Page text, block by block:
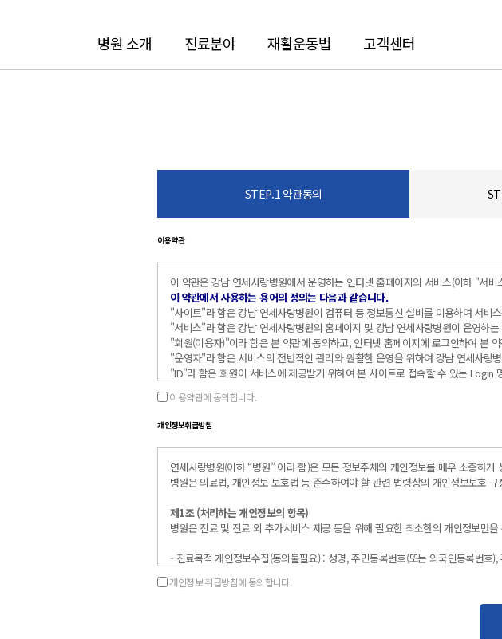
병원 소개 진료분야 재활운동법 고객센터
STEP.1 약관동의
이용약관
이 약관은 강남 연세사랑병원에서 운영하는 인터넷 홈페이지의 서비스(이하 "서
이 약관에서 사용하는 용어의 정의는 다음과 같습니다.
"사이트"라 함은 강남 연세사랑병원이 컴퓨터 등 정보통신 설비를 이용하여 서비
"서비스"라 함은 강남 연세사랑병원의 홈페이지 및 강남 연세사랑병원이 운영하
"회원(이용자)"이라 함은 본 약관에 동의하고, 인터넷 홈페이지에 로그인하여 본
"운영자"라 함은 서비스의 전반적인 관리와 원활한 운영을 위하여 강남 연세사랑
"ID"라 함은 회원이 서비스에 제공받기 위하여 본 사이트로 접속할 수 있는
등 으로 표기한 암호문자를 말합니다.
"개인정보"라 함은 당해 정보에 포함되어 있는 성명, 연락처 등의 사항에 의하여 특
회원은 일반회원, 수진회원, 운영자로 구분되며, 각 회원은 다음과 같은 권한을 가
일반회원 : 강남 연세사랑병원 홈페이지를 통해 가입한 회원으로 인터넷에서
수진회원 : 강남 연세사랑병원 홈페이지를 통해 가입을 하고 진료 회원 연동 정
에 의해 공개 또는 조회가 제한되는 내역이 있을 수 있습니다.
운영자 : 본 센터 인터넷 홈페이지를 관리하기 위하여 최고운영자에 의해 발급
회원의 개인정보 보호를 위해 암호는 복호화가 불가능한 형태로 암호화 되어 저
이 약관은 강남 연세사랑병원이 서비스 화면에 공지하거나 기타의 방법으로 회원
강남 연세사랑병원은 불가피한 사정이 있는 경우 관계법령을 위배하지 않는 범위
이 약관에서 정하지 아니한 사항과 이 약관의 해석에 관하여는 관계법령 또는 상
이용약관에 동의합니다.
개인정보취급방침
연세사랑병원(이하 “병원” 이라 함)은 모든 정보주체의 개인정보를 매우 소중하
병원은 의료법, 개인정보 보호법 등 준수하여야 할 관련 법령상의 개인정보보호
제1조 (처리하는 개인정보의 항목)
병원은 진료 및 진료 외 추가서비스 제공 등을 위해 필요한 최소한의 개인정보만
- 진료목적 개인정보수집(동의불필요) : 성명, 주민등록번호(또는 외국인등록번호),
- 진료 외 추가서비스 등을 위한 개인정보 수집항목 : 생년월일, 전화번호, 주소, E-
개인정보 취급방침에 동의합니다.